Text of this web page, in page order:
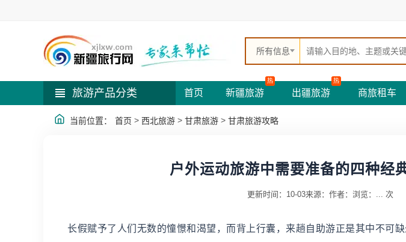
所有信息
旅游产品分类 首页 新疆旅游
热
出疆旅游
热
商旅租车
当前位置： 首页 > 西北旅游 > 甘肃旅游 > 甘肃旅游攻略
户外运动旅游中需要准备的四种经
更新时间：10-03来源： 作者： 浏览： ... 次
长假赋予了人们无数的憧憬和渴望，而背上行囊，来趟自助游正是其中不可